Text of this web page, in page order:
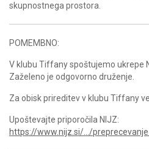
skupnostnega prostora.
POMEMBNO:
V klubu Tiffany spoštujemo ukrepe
Zaželeno je odgovorno druženje.
Za obisk prireditev v klubu Tiffany
Upoštevajte priporočila NIJZ:
https://www.nijz.si/…/